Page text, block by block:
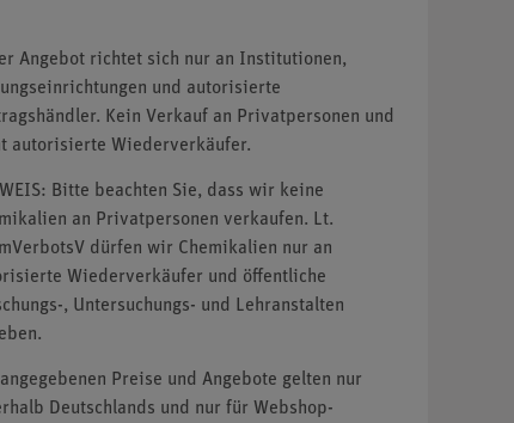
Angebot richtet sich nur an Institutionen,
und autorisierte
Kein Verkauf an Privatpersonen und
autorisierte Wiederverkäufer.
Bitte beachten Sie, dass wir keine
an Privatpersonen verkaufen. Lt.
dürfen wir Chemikalien nur an
Wiederverkäufer und öffentliche
, Untersuchungs- und Lehranstalten
Preise und Angebote gelten nur
Deutschlands und nur für Webshop-